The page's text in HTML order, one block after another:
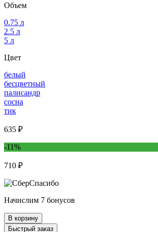
Объем
0.75 л
2.5 л
5 л
Цвет
белый
бесцветный
палисандр
сосна
тик
635 ₽
-11%
710 ₽
Начислим 7 бонусов
В корзину
Быстрый заказ